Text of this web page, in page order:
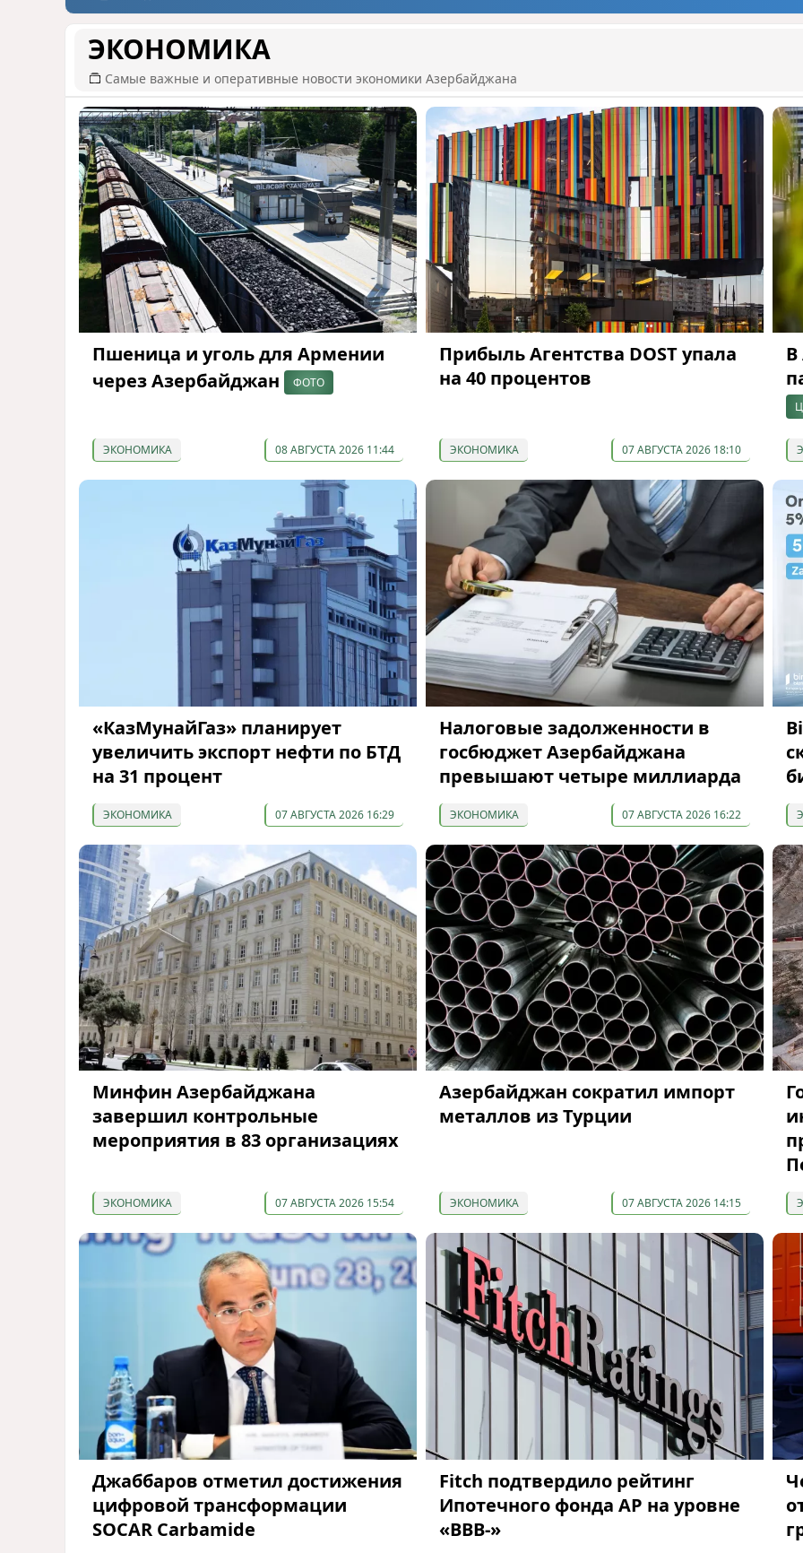
ЭКОНОМИКА
Самые важные и оперативные новости экономики Азербайджана
Пшеница и уголь для Армении
через Азербайджан
ФОТО
ЭКОНОМИКА 08 АВГУСТА 2026 11:44
Прибыль Агентства DOST упала
на 40 процентов
ЭКОНОМИКА 07 АВГУСТА 2026 18:10
В
«КазМунайГаз» планирует
увеличить экспорт нефти по БТД
на 31 процент
ЭКОНОМИКА 07 АВГУСТА 2026 16:29
Налоговые задолженности в
госбюджет Азербайджана
превышают четыре миллиарда
ЭКОНОМИКА 07 АВГУСТА 2026 16:22
Минфин Азербайджана
завершил контрольные
мероприятия в 83 организациях
ЭКОНОМИКА 07 АВГУСТА 2026 15:54
Азербайджан сократил импорт
металлов из Турции
ЭКОНОМИКА 07 АВГУСТА 2026 14:15
Джаббаров отметил достижения
цифровой трансформации
SOCAR Carbamide
Fitch подтвердило рейтинг
Ипотечного фонда АР на уровне
«BBB-»